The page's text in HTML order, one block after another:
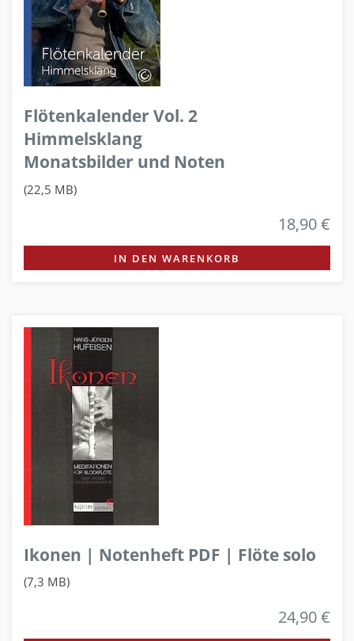
Flötenkalender Vol. 2
Himmelsklang
Monatsbilder und Noten
(22,5 MB)
18,90 €
IN DEN WARENKORB
Ikonen | Notenheft PDF | Flöte solo
(7,3 MB)
24,90 €